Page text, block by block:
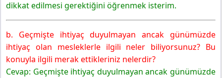
dikkat edilmesi gerektiğini öğrenmek isterim.
b. Geçmişte ihtiyaç duyulmayan ancak günümüzde
ihtiyaç olan mesleklerle ilgili neler biliyorsunuz? Bu
konuyla ilgili merak ettikleriniz nelerdir?
Cevap: Geçmişte ihtiyaç duyulmayan ancak günümüzde